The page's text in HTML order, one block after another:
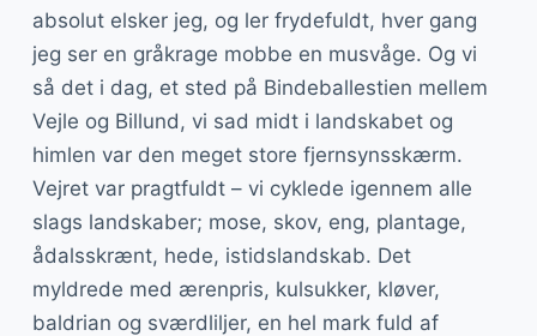
e
n
absolut elsker jeg, og ler frydefuldt, hver gang
jeg ser en gråkrage mobbe en musvåge. Og vi
så det i dag, et sted på Bindeballestien mellem
Vejle og Billund, vi sad midt i landskabet og
himlen var den meget store fjernsynsskærm.
Vejret var pragtfuldt – vi cyklede igennem alle
slags landskaber; mose, skov, eng, plantage,
ådalsskrænt, hede, istidslandskab. Det
myldrede med ærenpris, kulsukker, kløver,
baldrian og sværdliljer, en hel mark fuld af